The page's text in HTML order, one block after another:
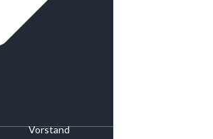
Vorstand